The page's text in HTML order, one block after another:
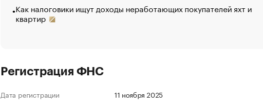
Как налоговики ищут доходы неработающих покупателей яхт и
квартир
Регистрация ФНС
Дата регистрации
11 ноября 2025